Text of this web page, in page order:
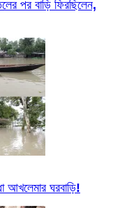
পর বাড়ি ফিরছিলেন,
আখলেমার ঘরবাড়ি!